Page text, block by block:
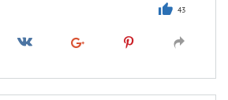
43